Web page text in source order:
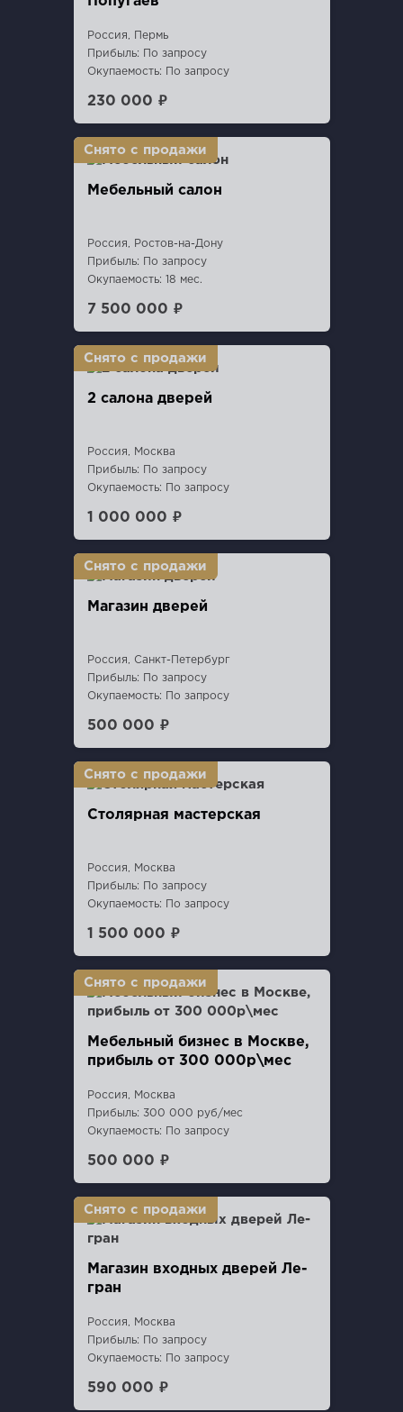
Россия, Пермь
Прибыль: По запросу
Окупаемость: По запросу
230 000 ₽
Мебельный салон
Россия, Ростов-на-Дону
Прибыль: По запросу
Окупаемость: 18 мес.
7 500 000 ₽
2 салона дверей
Россия, Москва
Прибыль: По запросу
Окупаемость: По запросу
1 000 000 ₽
Магазин дверей
Россия, Санкт-Петербург
Прибыль: По запросу
Окупаемость: По запросу
500 000 ₽
Столярная мастерская
Россия, Москва
Прибыль: По запросу
Окупаемость: По запросу
1 500 000 ₽
Мебельный бизнес в Москве,
прибыль от 300 000р\мес
Россия, Москва
Прибыль: 300 000 руб/мес
Окупаемость: По запросу
500 000 ₽
Магазин входных дверей Ле-
гран
Россия, Москва
Прибыль: По запросу
Окупаемость: По запросу
590 000 ₽